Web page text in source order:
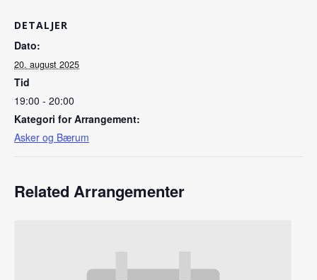
DETALJER
Dato:
20. august 2025
Tid
19:00 - 20:00
Kategori for Arrangement:
Asker og Bærum
Related Arrangementer